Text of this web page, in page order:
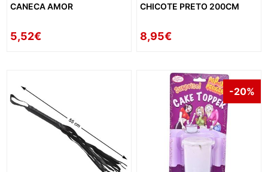
CANECA AMOR
5,52€
CHICOTE PRETO 200CM
8,95€
-20%